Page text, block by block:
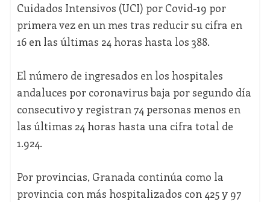
Cuidados Intensivos (UCI) por Covid-19 por
primera vez en un mes tras reducir su cifra en
16 en las últimas 24 horas hasta los 388.
El número de ingresados en los hospitales
andaluces por coronavirus baja por segundo día
consecutivo y registran 74 personas menos en
las últimas 24 horas hasta una cifra total de
1.924.
Por provincias, Granada continúa como la
provincia con más hospitalizados con 425 y 97